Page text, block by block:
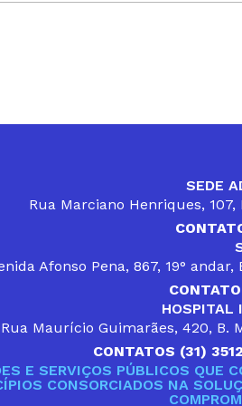
SEDE
Rua Marciano Henriques, 107,
Afonso Pena, 867, 19°
HOSPITAL
Rua Maurício Guimarães, 420, B.
CONTATOS (31)
E SERVIÇOS PÚBLICOS QUE
CONSORCIADOS NA